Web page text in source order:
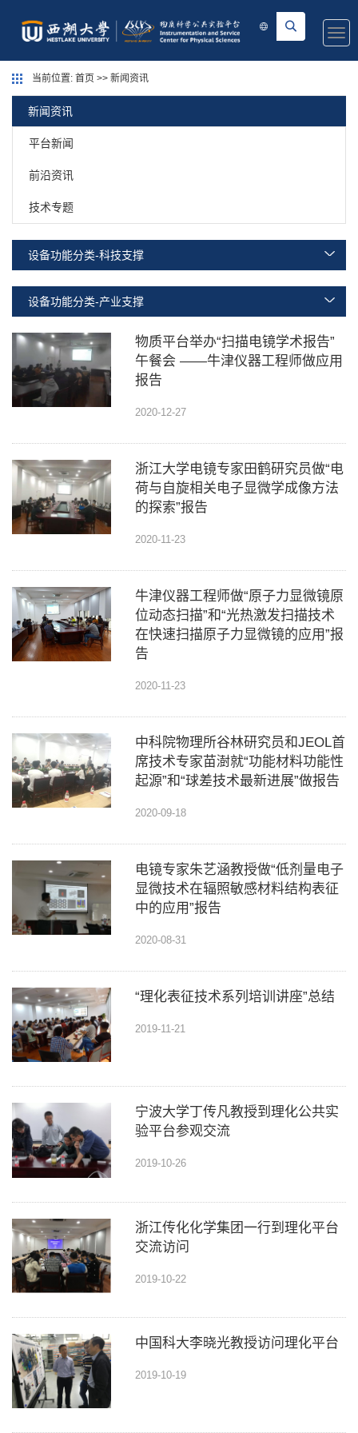
当前位置: 首页 >> 新闻资讯
新闻资讯
平台新闻
前沿资讯
技术专题
设备功能分类-科技支撑
设备功能分类-产业支撑
物质平台举办“扫描电镜学术报告”
午餐会 ——牛津仪器工程师做应用
报告
2020-12-27
浙江大学电镜专家田鹤研究员做“电
荷与自旋相关电子显微学成像方法
的探索”报告
2020-11-23
牛津仪器工程师做“原子力显微镜原
位动态扫描”和“光热激发扫描技术
在快速扫描原子力显微镜的应用”报
告
2020-11-23
中科院物理所谷林研究员和JEOL首
席技术专家苗澍就“功能材料功能性
起源”和“球差技术最新进展”做报告
2020-09-18
电镜专家朱艺涵教授做“低剂量电子
显微技术在辐照敏感材料结构表征
中的应用”报告
2020-08-31
“理化表征技术系列培训讲座”总结
2019-11-21
宁波大学丁传凡教授到理化公共实
验平台参观交流
2019-10-26
浙江传化化学集团一行到理化平台
交流访问
2019-10-22
中国科大李晓光教授访问理化平台
2019-10-19